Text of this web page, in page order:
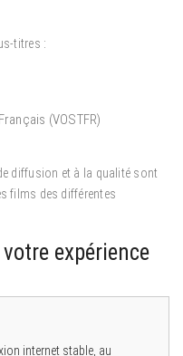
titres :
(VOSTFR)
diffusion et à la qualité sont
films des différentes
expérience
internet stable, au